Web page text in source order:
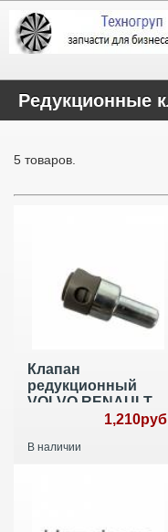
Редукционные
5 товаров.
Клапан
редукционный
VOLVO RENAULT
211012 4717071,210руб
В наличии